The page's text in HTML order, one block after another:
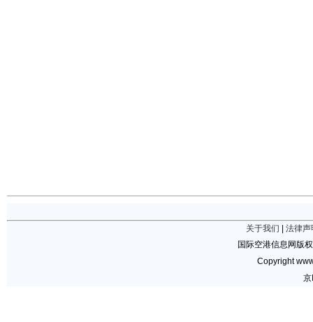
关于我们
法律声
国际空港信息网版
Copyright